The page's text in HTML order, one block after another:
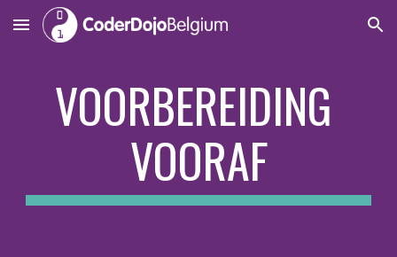
Skip to main content Skip to navigation
VOORBEREIDING
VOORAF